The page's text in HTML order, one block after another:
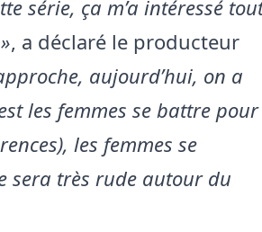
série, ça m’a intéressé
, a déclaré le producteur
aujourd’hui, on a
les femmes se battre pour
les femmes se
sera très rude autour du